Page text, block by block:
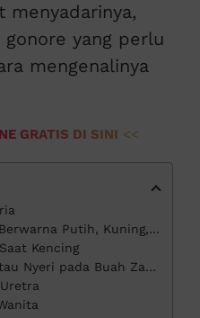
menyadarinya,
yang perlu
mengenalinya
GRATIS DI SINI <<
Kuning, atau Kehijauan dari Penis
Kencing
Nyeri pada Buah Zakar